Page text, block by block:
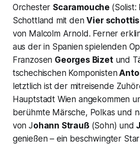
Orchester Scaramouche (Solist:
Schottland mit denVier
von Malcolm Arnold. Ferner
aus der in Spanien spielenden
Franzosen Georges Bizetund
tschechischen Komponisten
letztlich ist der mitreisende
Hauptstadt Wien angekommen
berühmte Märsche, Polkas und
von Johann Strauß(Sohn) und
genießen – ein beschwingter